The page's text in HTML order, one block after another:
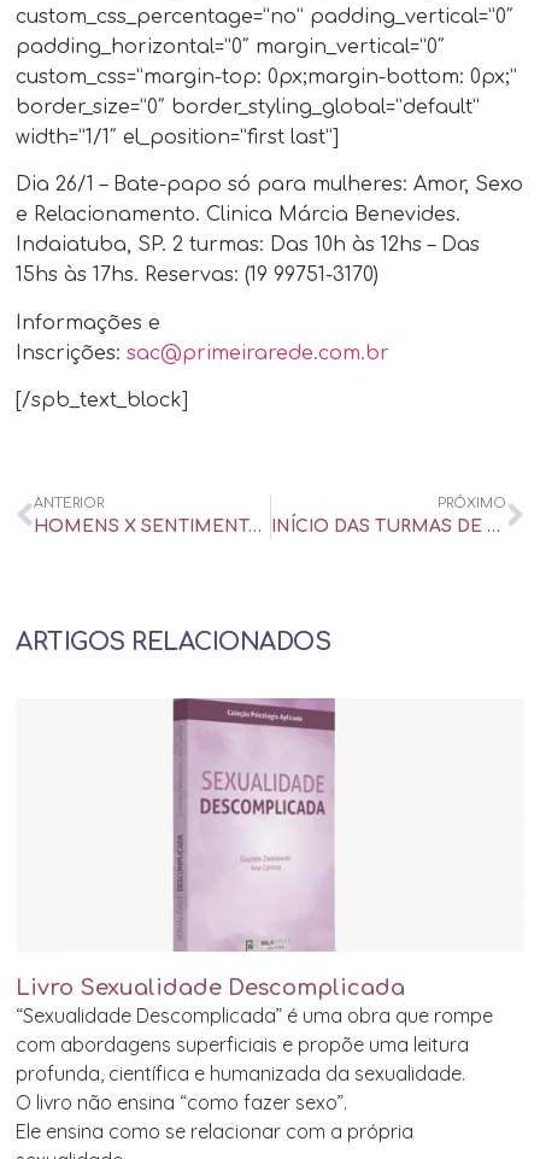
custom_css_percentage=”no” padding_vertical=”0″
padding_horizontal=”0″ margin_vertical=”0″
custom_css=”margin-top: 0px;margin-bottom: 0px;”
border_size=”0″ border_styling_global=”default”
width=”1/1″ el_position=”first last”]
Dia 26/1 – Bate-papo só para mulheres: Amor, Sexo
e Relacionamento. Clinica Márcia Benevides.
Indaiatuba, SP. 2 turmas: Das 10h às 12hs – Das
15hs às 17hs. Reservas: (19 99751-3170)
Informações e
Inscrições:sac@primeirarede.com.br
[/spb_text_block]
ANTERIOR
HOMENS X SENTIMENTOS – ENTREVISTA PARA O PROGRAMA VIDA MELHOR
PRÓXIMO
INÍCIO DAS TURMAS DE PÓS-GRADUAÇÃO EM SEXOLOGIA CLÍNICA DO IBCMED
ARTIGOS RELACIONADOS
Livro Sexualidade Descomplicada
“Sexualidade Descomplicada” é uma obra que rompe
com abordagens superficiais e propõe uma leitura
profunda, científica e humanizada da sexualidade.
O livro não ensina “como fazer sexo”.
Ele ensina como se relacionar com a própria